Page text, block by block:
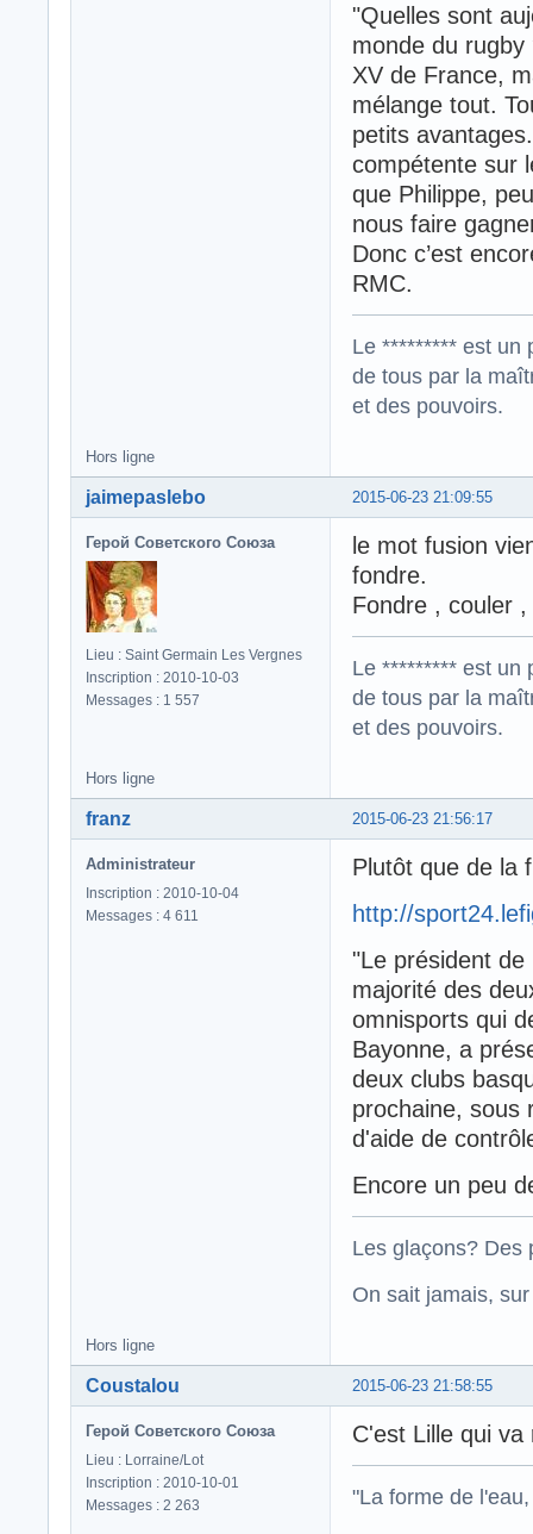
"Quelles sont
monde du rugby
XV de France,
mélange tout.
petits
compétente sur
que Philippe,
nous faire
Donc c’est
RMC.
Le ********* est un
de tous par la
et des pouvoirs.
Hors ligne
2015-06-23 21:09:55
jaimepaslebo
Герой Советского Союза
Lieu : Saint Germain Les Vergnes
Inscription : 2010-10-03
Messages : 1 557
le mot fusion
fondre.
Fondre , couler
Le ********* est un
de tous par la
et des pouvoirs.
Hors ligne
2015-06-23 21:56:17
franz
Administrateur
Inscription : 2010-10-04
Messages : 4 611
Plutôt que de la
http://
"Le président
majorité des
omnisports qui
Bayonne, a
deux clubs
prochaine, sous
d'aide de
Encore un peu
Les glaçons? Des
On sait jamais,
Hors ligne
2015-06-23 21:58:55
Coustalou
Герой Советского Союза
Lieu : Lorraine/Lot
Inscription : 2010-10-01
Messages : 2 263
C'est Lille qui va
"La forme de